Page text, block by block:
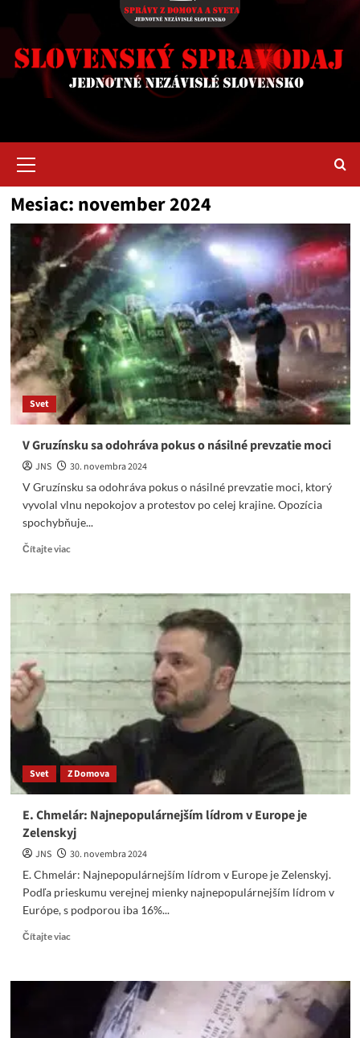
Menu
Mesiac: november 2024
Svet
V Gruzínsku sa odohráva pokus o násilné prevzatie moci
JNS
30. novembra 2024
V Gruzínsku sa odohráva pokus o násilné prevzatie moci, ktorý
vyvolal vlnu nepokojov a protestov po celej krajine. Opozícia
spochybňuje...
Čítajte viacRead
V
Gruzínsku
pokus
násilné
prevzatie
moci
Svet Z Domova
E. Chmelár: Najnepopulárnejším lídrom v Europe je
Zelenskyj
JNS
30. novembra 2024
E. Chmelár: Najnepopulárnejším lídrom v Europe je Zelenskyj.
Podľa prieskumu verejnej mienky najnepopulárnejším lídrom v
Európe, s podporou iba 16%...
Čítajte viacRead
E.
Chmelár:
Najnepopulárnejším
lídrom